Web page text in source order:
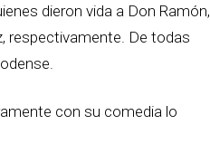
dieron vida a Don Ramón,
respectivamente. De todas
con su comedia lo